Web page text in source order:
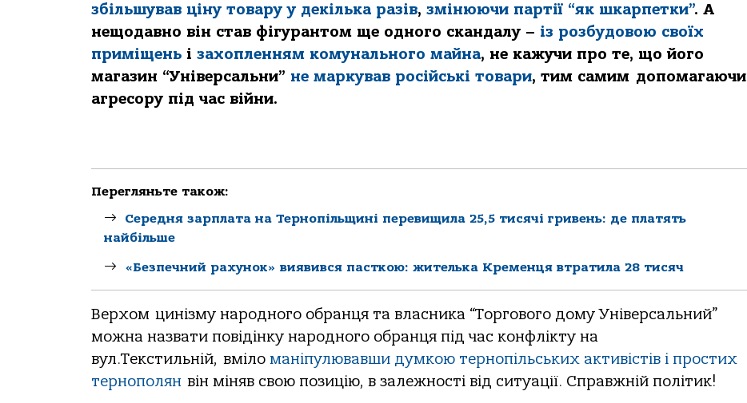
збільшував ціну товару у декілька разів, змінюючи партії “як шкарпетки”. А
нещодавно він став фігурантом ще одного скандалу – із розбудовою своїх
приміщень і захопленням комунального майна, не кажучи про те, що його
магазин “Універсальни” не маркував російські товари, тим самим допомагаючи
агресору під час війни.
Перегляньте також:
Середня зарплата на Тернопільщині перевищила 25,5 тисячі гривень: де платять
найбільше
«Безпечний рахунок» виявився пасткою: жителька Кременця втратила 28 тисяч
Верхом цинізму народного обранця та власника “Торгового дому Універсальний”
можна назвати повідінку народного обранця під час конфлікту на
вул.Текстильній, вміло маніпулювавши думкою тернопільських активістів і простих
тернополян він міняв свою позицію, в залежності від ситуації. Справжній політик!